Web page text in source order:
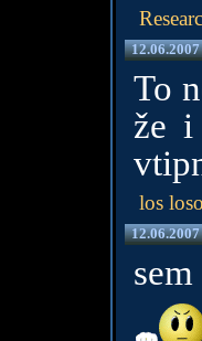
To
že i
los